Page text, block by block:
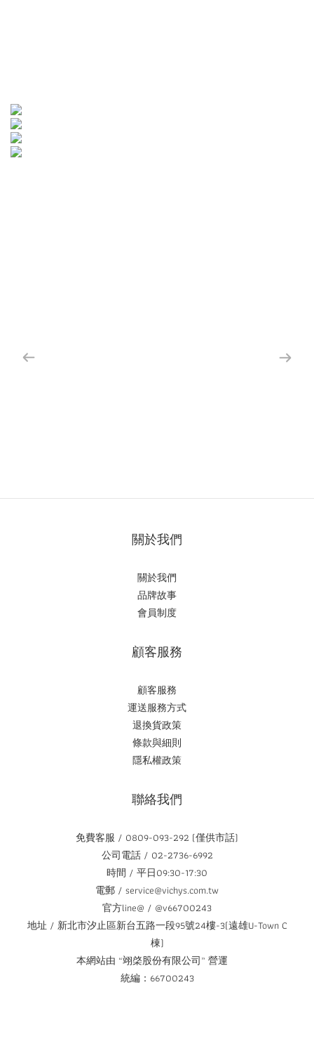
關於我們
關於我們
品牌故事
會員制度
顧客服務
顧客服務
運送服務方式
退換貨政策
條款與細則
隱私權政策
聯絡我們
免費客服 / 0809-093-292 (僅供市話)
公司電話 / 02-2736-6992
時間 / 平日09:30-17:30
電郵 / service@vichys.com.tw
官方line@ / @v66700243
地址 / 新北市汐止區新台五路一段95號24樓-3(遠雄U-Town C
棟)
本網站由 “翊棨股份有限公司” 營運
統編：66700243